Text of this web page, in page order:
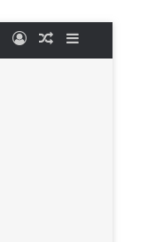
Kayıt OlRastgele Makale